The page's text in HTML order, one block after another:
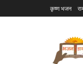
कृष्ण भजन